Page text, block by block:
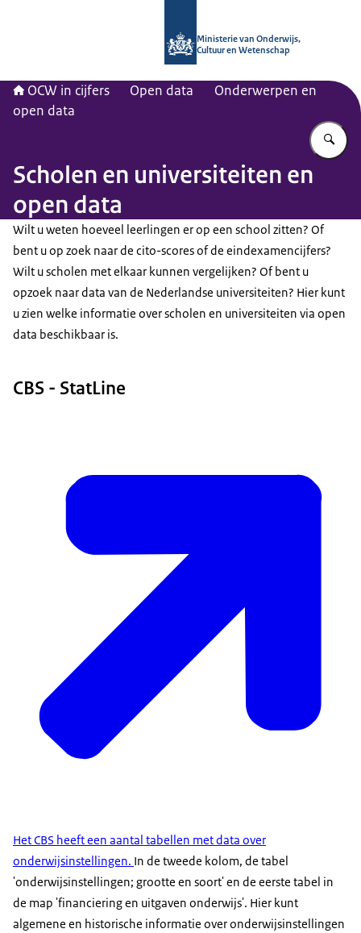
Ministerie van Onderwijs,
Cultuur en Wetenschap
OCW in cijfers Open data
Onderwerpen en
open data
Scholen en universiteiten en
open data
Wilt u weten hoeveel leerlingen er op een school zitten? Of
bent u op zoek naar de cito-scores of de eindexamencijfers?
Wilt u scholen met elkaar kunnen vergelijken? Of bent u
opzoek naar data van de Nederlandse universiteiten? Hier kunt
u zien welke informatie over scholen en universiteiten via open
data beschikbaar is.
CBS - StatLine
Het CBS heeft een aantal tabellen met data over
onderwijsinstellingen. In de tweede kolom, de tabel
'onderwijsinstellingen; grootte en soort' en de eerste tabel in
de map 'financiering en uitgaven onderwijs'. Hier kunt
algemene en historische informatie over onderwijsinstellingen